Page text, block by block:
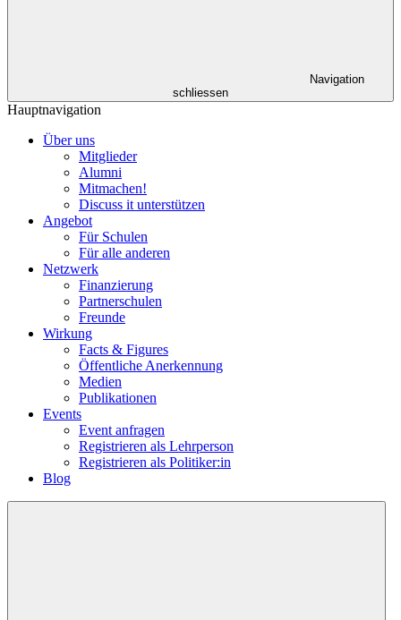
Navigation
schliessen
Hauptnavigation
Über uns
Mitglieder
Alumni
Mitmachen!
Discuss it unterstützen
Angebot
Für Schulen
Für alle anderen
Netzwerk
Finanzierung
Partnerschulen
Freunde
Wirkung
Facts & Figures
Öffentliche Anerkennung
Medien
Publikationen
Events
Event anfragen
Registrieren als Lehrperson
Registrieren als Politiker:in
Blog